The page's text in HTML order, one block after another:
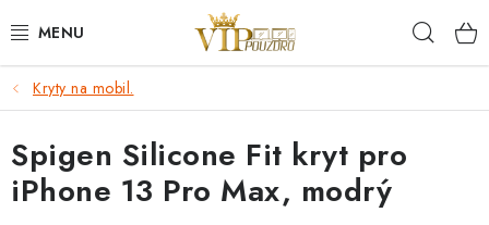
na
KRYTY NA MOBIL.
OCHRANA DISPLEJE - SKLO A FÓLIE
KABELY A NABÍJEČKY
Kryty na mobil.
Spigen Silicone Fit kryt pro
iPhone 13 Pro Max, modrý